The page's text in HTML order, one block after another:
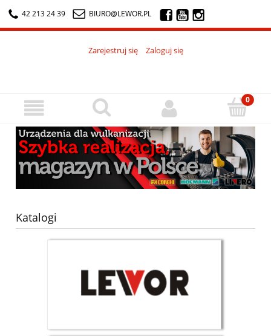
42 213 24 39 BIURO@LEWOR.PL
Zarejestruj się Zaloguj się
Katalogi